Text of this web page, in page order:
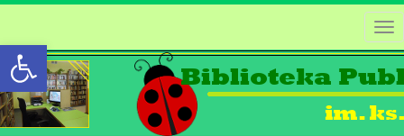
Open toolbar